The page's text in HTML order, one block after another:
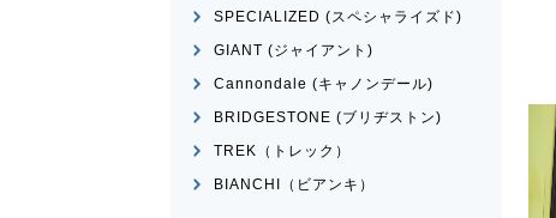
SPECIALIZED (スペシャライズド)
GIANT (ジャイアント)
Cannondale (キャノンデール)
BRIDGESTONE (ブリヂストン)
TREK（トレック）
BIANCHI（ビアンキ）